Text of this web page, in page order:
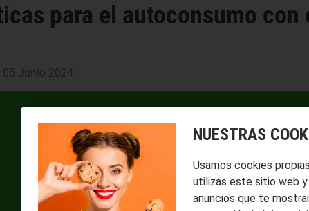
para el autoconsumo con
05 Junio 2024
NUESTRAS
Usamos cookies
utilizas este sitio web
anuncios que te